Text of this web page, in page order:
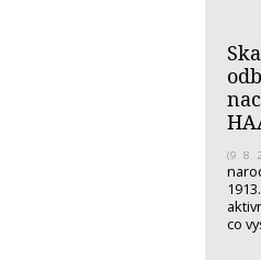
(9. 8.
co